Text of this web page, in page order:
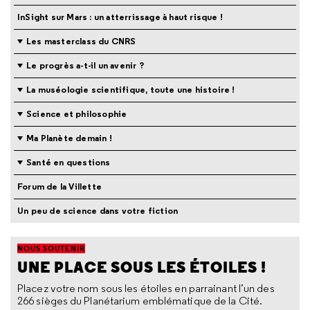
InSight sur Mars : un atterrissage à haut risque !
Les masterclass du CNRS
Le progrès a-t-il un avenir ?
La muséologie scientifique, toute une histoire !
Science et philosophie
Ma Planète demain !
Santé en questions
Forum de la Villette
Un peu de science dans votre fiction
UNE PLACE SOUS LES ÉTOILES !
NOUS SOUTENIR
Placez votre nom sous les étoiles en parrainant l’un des
266 sièges du Planétarium emblématique de la Cité.